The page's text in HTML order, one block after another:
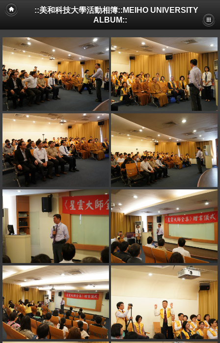
::美和科技大學活動相簿::MEIHO UNIVERSITY
ALBUM::